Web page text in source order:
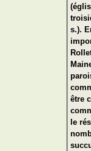
s.).
être
le